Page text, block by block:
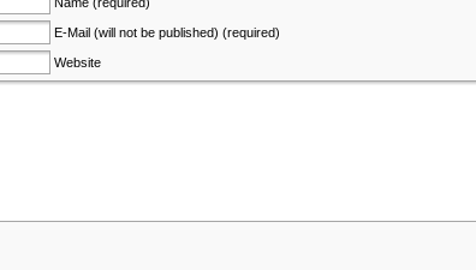
E-Mail (will not be published) (required)
Website